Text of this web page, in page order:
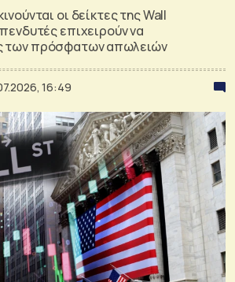
οι δείκτες της Wall
επιχειρούν να
των πρόσφατων απωλειών
16:49